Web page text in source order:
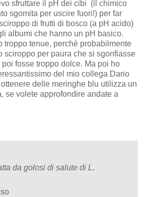
sfruttare il pH dei cibi (il chimico
sgomita per uscire fuori!) per far
di frutti di bosco (a pH acido)
albumi che hanno un pH basico.
troppo tenue, perchè probabilmente
sciroppo per paura che si sgonfiasse
fosse troppo dolce. Ma poi ho
del mio collega Dario
delle meringhe blu utilizza un
se volete approfondire andate a
da golosi di salute di L.